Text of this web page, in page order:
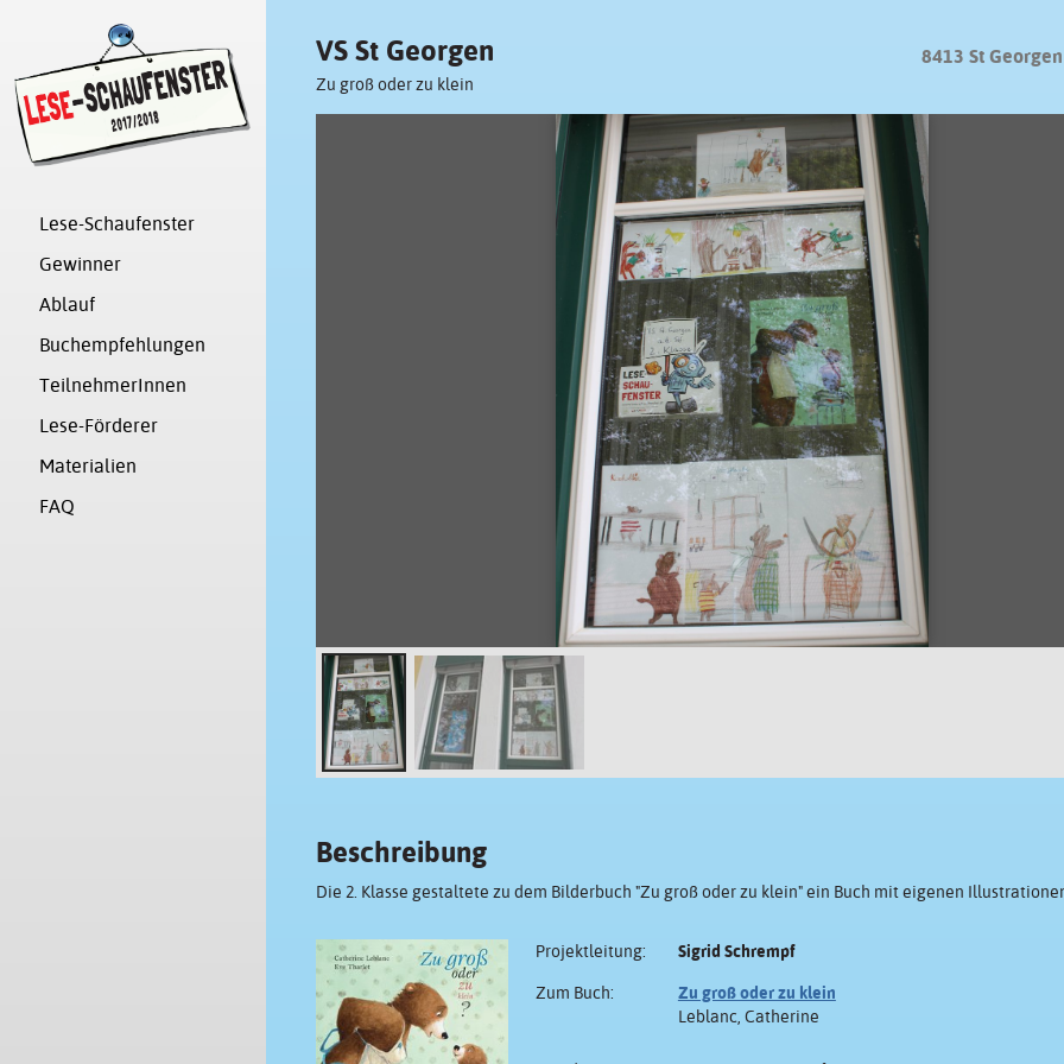
Lese-Schaufenster
Gewinner
Ablauf
Buchempfehlungen
TeilnehmerInnen
Lese-Förderer
Materialien
FAQ
VS St Georgen 8413 St
Zu groß oder zu klein
Beschreibung
Die 2. Klasse gestaltete zu dem Bilderbuch "Zu groß oder zu klein" ein Buch mit eigenen
Projektleitung: Sigrid Schrempf
Zum Buch:
Zu groß oder zu klein
Leblanc, Catherine